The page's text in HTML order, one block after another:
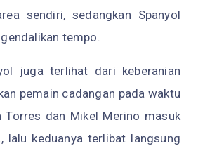
sendiri, sedangkan Spanyol
tempo.
juga terlihat dari keberanian
pemain cadangan pada waktu
Torres dan Mikel Merino masuk
lalu keduanya terlibat langsung